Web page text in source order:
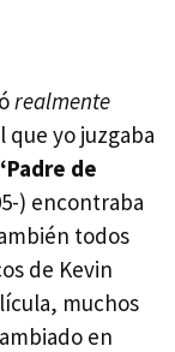
realmente
que yo juzgaba
‘Padre de
) encontraba
todos
de Kevin
muchos
en